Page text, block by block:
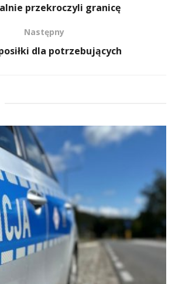
przekroczyli granicę
Następny
dla potrzebujących